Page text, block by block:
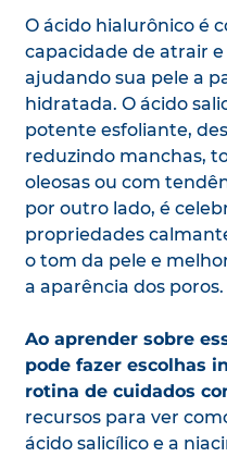
O ácido hialurônico é
capacidade de atrair
ajudando sua pele a
hidratada. O ácido
potente esfoliante,
reduzindo manchas,
oleosas ou com
por outro lado, é
propriedades
o tom da pele e
a aparência dos poros.
Ao aprender sobre
pode fazer escolhas
rotina de cuidados
recursos para ver
ácido salicílico e a